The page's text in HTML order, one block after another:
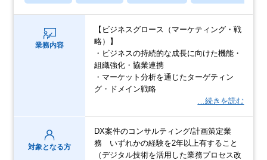
業務内容
【ビジネスグロース（マーケティング・戦
略）】
・ビジネスの持続的な成長に向けた機能・
組織強化・協業連携
・マーケット分析を通じたターゲティン
グ・ドメイン戦略
…続きを読む
対象となる方
DX案件のコンサルティング/計画策定業
務 いずれかの経験を2年以上有すること
（デジタル技術を活用した業務プロセス改